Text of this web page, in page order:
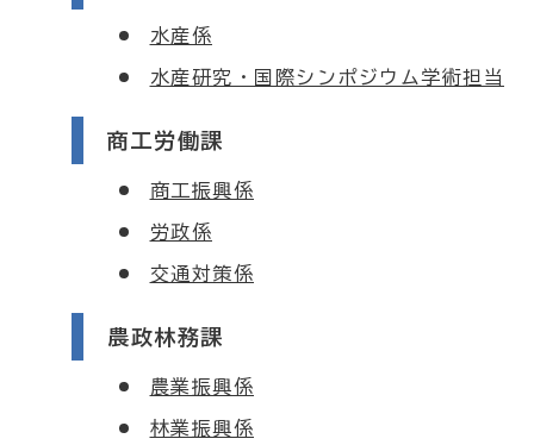
水産係
水産研究・国際シンポジウム学術担当
商工労働課
商工振興係
労政係
交通対策係
農政林務課
農業振興係
林業振興係